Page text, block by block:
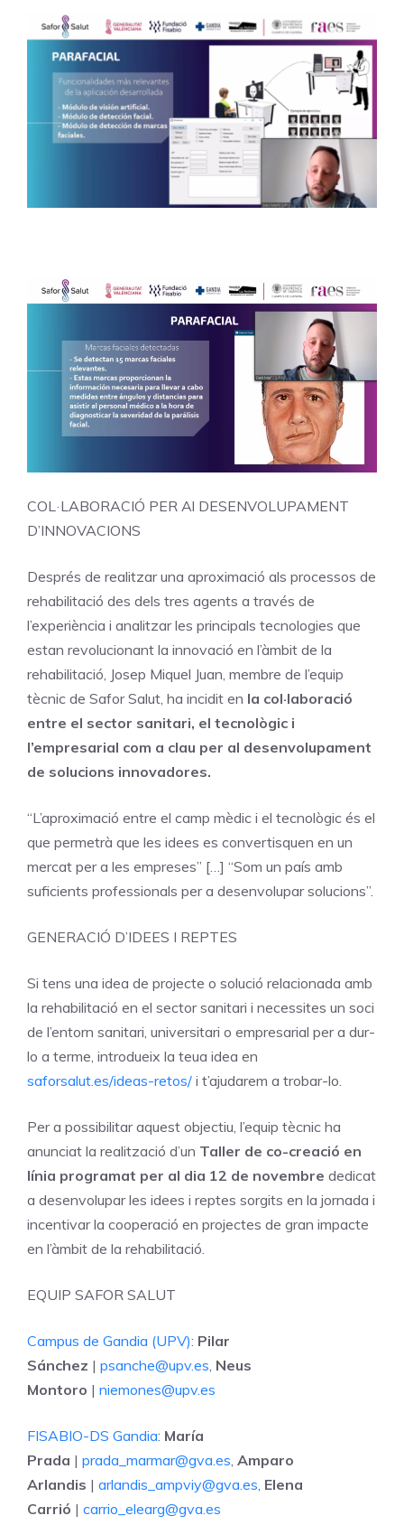
COL·LABORACIÓ PER Al DESENVOLUPAMENT
D’INNOVACIONS
Després de realitzar una aproximació als processos de
rehabilitació des dels tres agents a través de
l’experiència i analitzar les principals tecnologies que
estan revolucionant la innovació en l’àmbit de la
rehabilitació, Josep Miquel Juan, membre de l’equip
tècnic de Safor Salut, ha incidit en la col·laboració
entre el sector sanitari, el tecnològic i
l’empresarial com a clau per al desenvolupament
de solucions innovadores.
“L’aproximació entre el camp mèdic i el tecnològic és el
que permetrà que les idees es convertisquen en un
mercat per a les empreses” […] “Som un país amb
suficients professionals per a desenvolupar solucions”.
GENERACIÓ D’IDEES I REPTES
Si tens una idea de projecte o solució relacionada amb
la rehabilitació en el sector sanitari i necessites un soci
de l’entorn sanitari, universitari o empresarial per a dur-
lo a terme, introdueix la teua idea en
saforsalut.es/ideas-retos/ i t’ajudarem a trobar-lo.
Per a possibilitar aquest objectiu, l’equip tècnic ha
anunciat la realització d’un Taller de co-creació en
línia programat per al dia 12 de novembre dedicat
a desenvolupar les idees i reptes sorgits en la jornada i
incentivar la cooperació en projectes de gran impacte
en l’àmbit de la rehabilitació.
EQUIP SAFOR SALUT
Campus de Gandia (UPV): Pilar
Sánchez | psanche@upv.es, Neus
Montoro | niemones@upv.es
FISABIO-DS Gandia: María
Prada | prada_marmar@gva.es, Amparo
Arlandis | arlandis_ampviy@gva.es, Elena
Carrió | carrio_elearg@gva.es